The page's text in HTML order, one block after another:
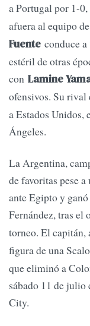
a Portugal por 1-
afuera al equipo de
Fuente conduce
estéril de otras
con Lamine
ofensivos. Su rival
a Estados Unidos,
Ángeles.
La Argentina,
de favoritas pese
ante Egipto y
Fernández, tras el
torneo. El capitán,
figura de una
que eliminó a
sábado 11 de julio
City.